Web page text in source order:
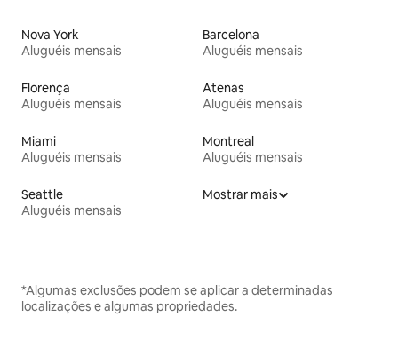
Nova York
Aluguéis mensais
Barcelona
Aluguéis mensais
Florença
Aluguéis mensais
Atenas
Aluguéis mensais
Miami
Aluguéis mensais
Montreal
Aluguéis mensais
Seattle
Aluguéis mensais
Mostrar mais
*Algumas exclusões podem se aplicar a determinadas
localizações e algumas propriedades.